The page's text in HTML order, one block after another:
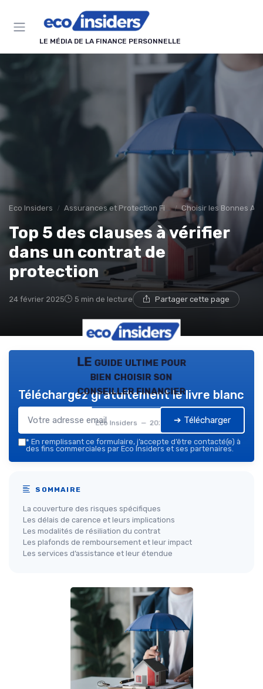
LE MÉDIA DE LA FINANCE PERSONNELLE
Eco Insiders Assurances et Protection Financière Choisir les Bonnes
Top 5 des clauses à vérifier
dans un contrat de
protection
24 février 2025 5 min de lecture Partager cette page
LE guide ultime pour
bien choisir son
conseiller financier
Eco Insiders — 2026
Téléchargez gratuitement le livre blanc
➔ Télécharger
* En remplissant ce formulaire, j’accepte d’être contacté(e) à
des fins commerciales par Eco Insiders et ses partenaires.
SOMMAIRE
La couverture des risques spécifiques
Les délais de carence et leurs implications
Les modalités de résiliation du contrat
Les plafonds de remboursement et leur impact
Les services d’assistance et leur étendue